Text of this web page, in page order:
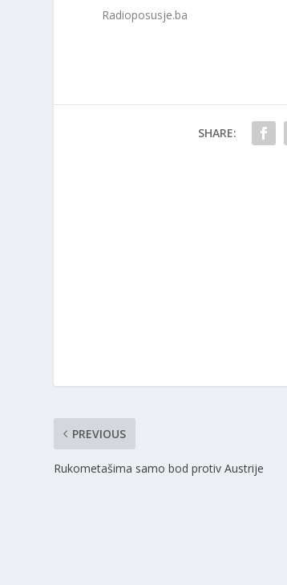
Radioposusje.ba
SHARE:
PREVIOUS
Rukometašima samo bod protiv Austrije